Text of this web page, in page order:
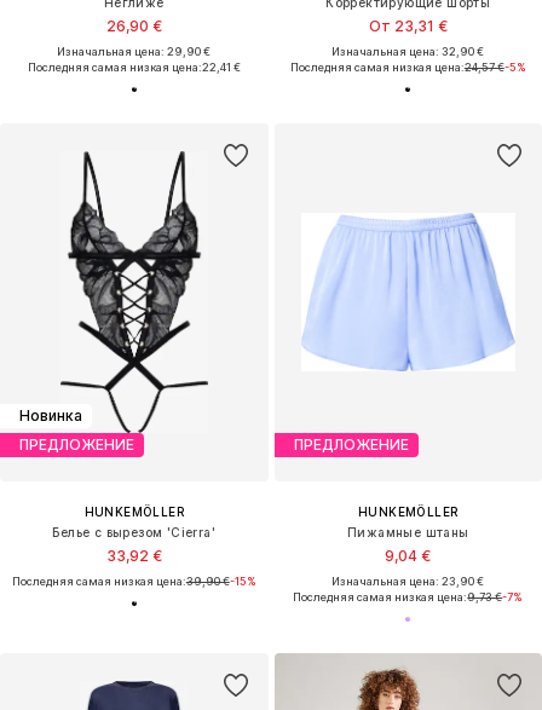
26,90 €
Изначальная цена: 29,90 €
Последняя самая низкая цена:22,41 €
От 23,31 €
Изначальная цена: 32,90 €
Последняя самая низкая цена:24,57 €-5%
Новинка
ПРЕДЛОЖЕНИЕ
HUNKEMÖLLER
Белье с вырезом 'Cierra'
33,92 €
Последняя самая низкая цена:39,90 €-15%
ПРЕДЛОЖЕНИЕ
HUNKEMÖLLER
Пижамные штаны
9,04 €
Изначальная цена: 23,90 €
Последняя самая низкая цена:9,73 €-7%